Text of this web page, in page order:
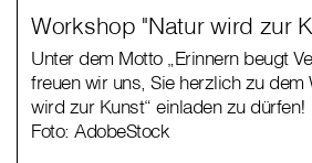
Workshop "Natur wird zur
Unter dem Motto „Erinnern beugt
freuen wir uns, Sie herzlich zu dem
wird zur Kunst“ einladen zu dürfen!
Foto: AdobeStock